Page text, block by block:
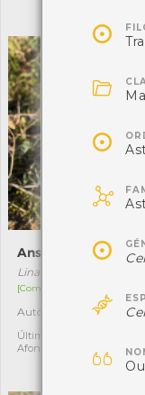
Ansarina
Linaria polygalifolia
[Comum]
Autóctone
Última observação por: Clara
Afonso






